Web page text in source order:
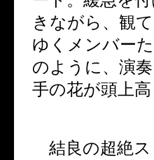
きながら、観
ゆくメンバー
のように、演
手の花が頭上高
結良の超絶ス